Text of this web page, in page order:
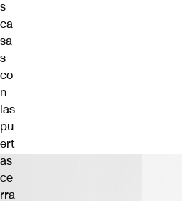
s
ca
sa
s
co
n
las
pu
ert
as
ce
rra